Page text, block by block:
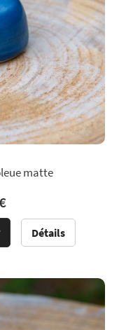
matte
Détails